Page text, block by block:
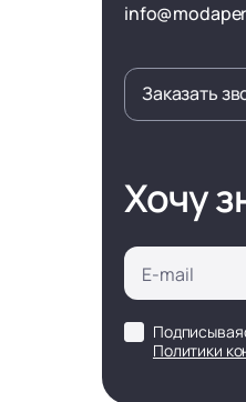
Заказать
Хочу
Политики